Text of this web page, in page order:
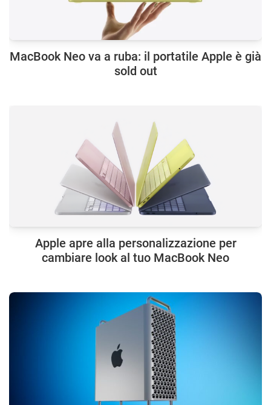
MacBook Neo va a ruba: il portatile Apple è già
sold out
Apple apre alla personalizzazione per
cambiare look al tuo MacBook Neo